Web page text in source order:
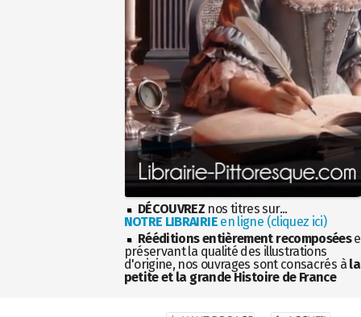
DÉCOUVREZ nos titres sur...
NOTRE LIBRAIRIEen ligne (cliquez ici)
Rééditions entièrement recomposées
préservant la qualité des illustrations
d'origine, nos ouvrages sont consacrés à la
petite et la grande Histoire de France